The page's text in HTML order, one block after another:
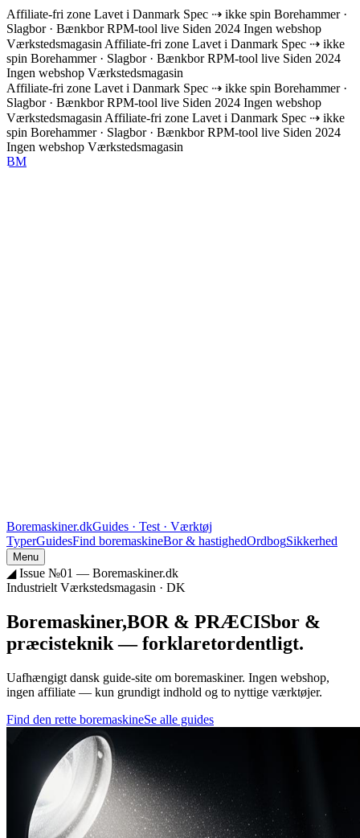
Affiliate-fri zone Lavet i Danmark Spec ⇢ ikke spin Borehammer ·
Slagbor · Bænkbor RPM-tool live Siden 2024 Ingen webshop
Værkstedsmagasin Affiliate-fri zone Lavet i Danmark Spec ⇢ ikke
spin Borehammer · Slagbor · Bænkbor RPM-tool live Siden 2024
Ingen webshop Værkstedsmagasin
Affiliate-fri zone Lavet i Danmark Spec ⇢ ikke spin Borehammer ·
Slagbor · Bænkbor RPM-tool live Siden 2024 Ingen webshop
Værkstedsmagasin Affiliate-fri zone Lavet i Danmark Spec ⇢ ikke
spin Borehammer · Slagbor · Bænkbor RPM-tool live Siden 2024
Ingen webshop Værkstedsmagasin
BM
Boremaskiner.dkGuides · Test · Værktøj
TyperGuidesFind boremaskineBor & hastighedOrdbogSikkerhed
Menu
◢ Issue №01 — Boremaskiner.dk
Industrielt Værkstedsmagasin · DK
Boremaskiner,BOR & PRÆCISbor &
præcisteknik —forklaretordentligt.
Uafhængigt dansk guide-site om boremaskiner. Ingen webshop,
ingen affiliate — kun grundigt indhold og to nyttige værktøjer.
Find den rette boremaskineSe alle guides